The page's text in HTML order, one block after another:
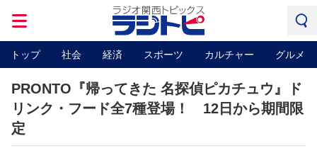
トップ 社会 経済 スポーツ カルチャー グルメ
PRONTO『帰ってきた 名探偵ピカチュウ』ド
リンク・フード全7種登場！ 12日から期間限
定